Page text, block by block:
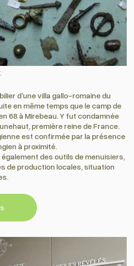
d’une villa gallo-romaine du
en même temps que le camp de
68 à Mirebeau. Y fut condamnée
première reine de France.
est confirmée par la présence
à proximité.
également des outils de menuisiers,
de production locales, situation